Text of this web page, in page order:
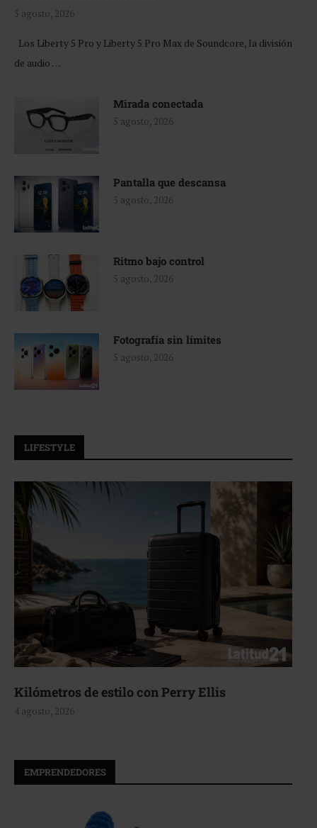
5 agosto, 2026
Los Liberty 5 Pro y Liberty 5 Pro Max de Soundcore, la división
de audio …
Mirada conectada
5 agosto, 2026
Pantalla que descansa
5 agosto, 2026
Ritmo bajo control
5 agosto, 2026
Fotografía sin límites
5 agosto, 2026
LIFESTYLE
Aerie, texturas que fluyen
4 agosto, 2026
EMPRENDEDORES